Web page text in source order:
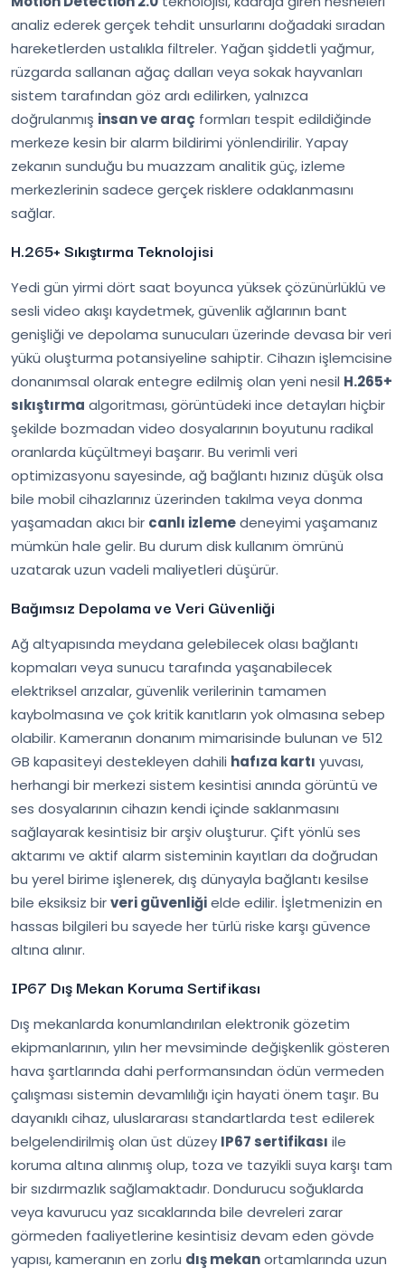
analiz ederek gerçek tehdit unsurlarını doğadaki sıradan
hareketlerden ustalıkla filtreler. Yağan şiddetli yağmur,
rüzgarda sallanan ağaç dalları veya sokak hayvanları
sistem tarafından göz ardı edilirken, yalnızca
doğrulanmış insan ve araç formları tespit edildiğinde
merkeze kesin bir alarm bildirimi yönlendirilir. Yapay
zekanın sunduğu bu muazzam analitik güç, izleme
merkezlerinin sadece gerçek risklere odaklanmasını
sağlar.
H.265+ Sıkıştırma Teknolojisi
Yedi gün yirmi dört saat boyunca yüksek çözünürlüklü ve
sesli video akışı kaydetmek, güvenlik ağlarının bant
genişliği ve depolama sunucuları üzerinde devasa bir veri
yükü oluşturma potansiyeline sahiptir. Cihazın işlemcisine
donanımsal olarak entegre edilmiş olan yeni nesil H.265+
sıkıştırma algoritması, görüntüdeki ince detayları hiçbir
şekilde bozmadan video dosyalarının boyutunu radikal
oranlarda küçültmeyi başarır. Bu verimli veri
optimizasyonu sayesinde, ağ bağlantı hızınız düşük olsa
bile mobil cihazlarınız üzerinden takılma veya donma
yaşamadan akıcı bir canlı izlemedeneyimi yaşamanız
mümkün hale gelir. Bu durum disk kullanım ömrünü
uzatarak uzun vadeli maliyetleri düşürür.
Bağımsız Depolama ve Veri Güvenliği
Ağ altyapısında meydana gelebilecek olası bağlantı
kopmaları veya sunucu tarafında yaşanabilecek
elektriksel arızalar, güvenlik verilerinin tamamen
kaybolmasına ve çok kritik kanıtların yok olmasına sebep
olabilir. Kameranın donanım mimarisinde bulunan ve 512
GB kapasiteyi destekleyen dahili hafıza kartı yuvası,
herhangi bir merkezi sistem kesintisi anında görüntü ve
ses dosyalarının cihazın kendi içinde saklanmasını
sağlayarak kesintisiz bir arşiv oluşturur. Çift yönlü ses
aktarımı ve aktif alarm sisteminin kayıtları da doğrudan
bu yerel birime işlenerek, dış dünyayla bağlantı kesilse
bile eksiksiz birveri güvenliğielde edilir. İşletmenizin en
hassas bilgileri bu sayede her türlü riske karşı güvence
altına alınır.
IP67 Dış Mekan Koruma Sertifikası
Dış mekanlarda konumlandırılan elektronik gözetim
ekipmanlarının, yılın her mevsiminde değişkenlik gösteren
hava şartlarında dahi performansından ödün vermeden
çalışması sistemin devamlılığı için hayati önem taşır. Bu
dayanıklı cihaz, uluslararası standartlarda test edilerek
belgelendirilmiş olan üst düzey IP67 sertifikası ile
koruma altına alınmış olup, toza ve tazyikli suya karşı tam
bir sızdırmazlık sağlamaktadır. Dondurucu soğuklarda
veya kavurucu yaz sıcaklarında bile devreleri zarar
görmeden faaliyetlerine kesintisiz devam eden gövde
yapısı, kameranın en zorlu dış mekanortamlarında uzun